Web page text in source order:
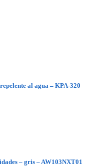
al agua – KPA-320
– gris – AW103NXT01